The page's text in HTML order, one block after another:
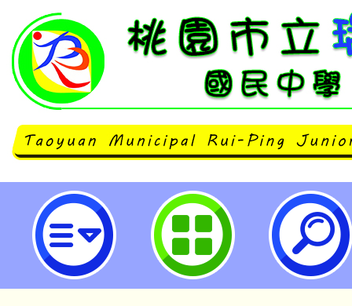
「115年國中小素養導向之AI素養
「AI素養教學初階工作坊」-桃園